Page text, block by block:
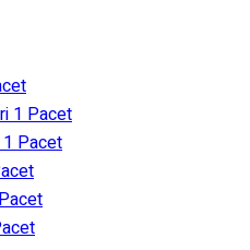
1 Pacet
Pacet